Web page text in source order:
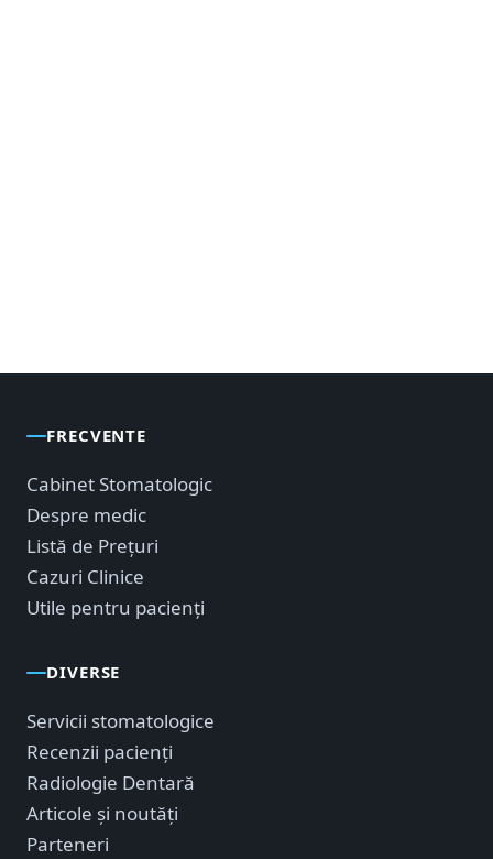
FRECVENTE
Cabinet Stomatologic
Despre medic
Listă de Prețuri
Cazuri Clinice
Utile pentru pacienți
DIVERSE
Servicii stomatologice
Recenzii pacienți
Radiologie Dentară
Articole și noutăți
Parteneri